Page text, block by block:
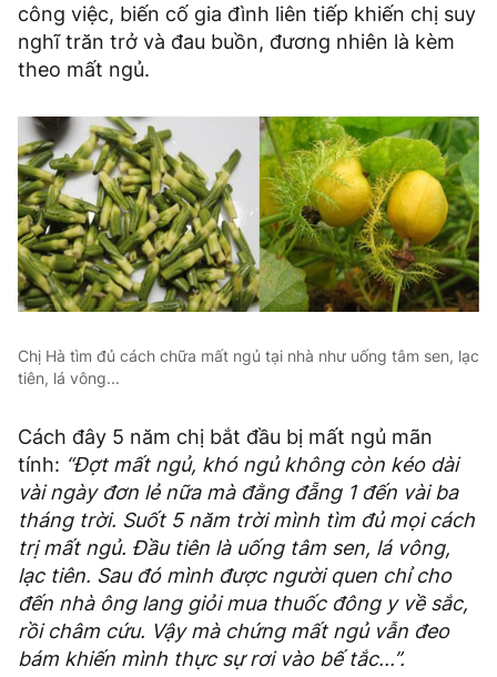
công việc, biến cố gia đình liên tiếp khiến chị suy
nghĩ trăn trở và đau buồn, đương nhiên là kèm
theo mất ngủ.
Chị Hà tìm đủ cách chữa mất ngủ tại nhà như uống tâm sen, lạc
tiên, lá vông...
Cách đây 5 năm chị bắt đầu bị mất ngủ mãn
tính: “Đợt mất ngủ, khó ngủ không còn kéo dài
vài ngày đơn lẻ nữa mà đằng đẵng 1 đến vài ba
tháng trời. Suốt 5 năm trời mình tìm đủ mọi cách
trị mất ngủ. Đầu tiên là uống tâm sen, lá vông,
lạc tiên. Sau đó mình được người quen chỉ cho
đến nhà ông lang giỏi mua thuốc đông y về sắc,
rồi châm cứu. Vậy mà chứng mất ngủ vẫn đeo
bám khiến mình thực sự rơi vào bế tắc...”.